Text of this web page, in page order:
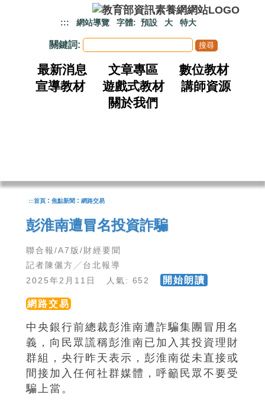
::: 網站導覽 字體: 預設 大 特大
關鍵詞:
最新消息 文章專區
數位教材
宣導教材
遊戲式教材
講師資源
關於我們
:::首頁 : 焦點新聞 : 網路交易
彭淮南遭冒名投資詐騙
聯合報/A7版/財經要聞
記者陳儷方╱台北報導
2025年2月11日 人氣: 652
開始朗讀
網路交易
中央銀行前總裁彭淮南遭詐騙集團冒用名
義，向民眾謊稱彭淮南已加入其投資理財
群組，央行昨天表示，彭淮南從未直接或
間接加入任何社群媒體，呼籲民眾不要受
騙上當。